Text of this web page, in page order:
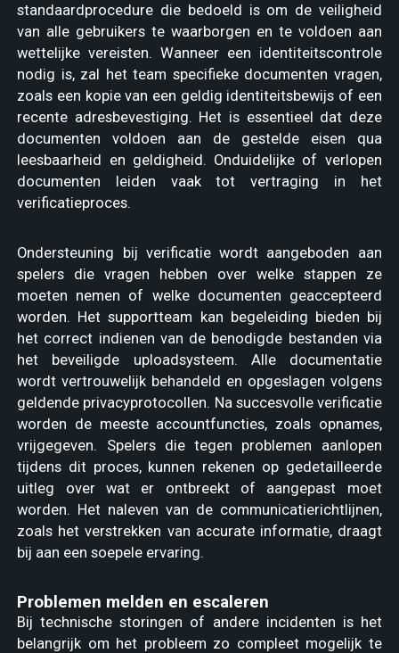
standaardprocedure die bedoeld is om de veiligheid
van alle gebruikers te waarborgen en te voldoen aan
wettelijke vereisten. Wanneer een identiteitscontrole
nodig is, zal het team specifieke documenten vragen,
zoals een kopie van een geldig identiteitsbewijs of een
recente adresbevestiging. Het is essentieel dat deze
documenten voldoen aan de gestelde eisen qua
leesbaarheid en geldigheid. Onduidelijke of verlopen
documenten leiden vaak tot vertraging in het
verificatieproces.
Ondersteuning bij verificatie wordt aangeboden aan
spelers die vragen hebben over welke stappen ze
moeten nemen of welke documenten geaccepteerd
worden. Het supportteam kan begeleiding bieden bij
het correct indienen van de benodigde bestanden via
het beveiligde uploadsysteem. Alle documentatie
wordt vertrouwelijk behandeld en opgeslagen volgens
geldende privacyprotocollen. Na succesvolle verificatie
worden de meeste accountfuncties, zoals opnames,
vrijgegeven. Spelers die tegen problemen aanlopen
tijdens dit proces, kunnen rekenen op gedetailleerde
uitleg over wat er ontbreekt of aangepast moet
worden. Het naleven van de communicatierichtlijnen,
zoals het verstrekken van accurate informatie, draagt
bij aan een soepele ervaring.
Problemen melden en escaleren
Bij technische storingen of andere incidenten is het
belangrijk om het probleem zo compleet mogelijk te